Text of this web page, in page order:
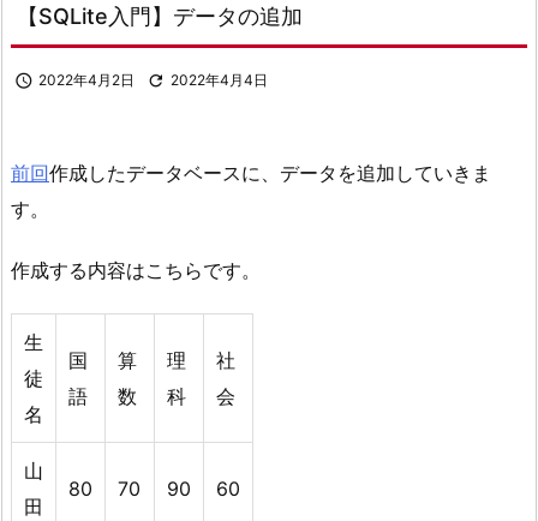
【SQLite入門】データの追加
 2022年4月2日  2022年4月4日
前回作成したデータベースに、データを追加していきま
す。
作成する内容はこちらです。
生
徒
名
国
語
算
数
理
科
社
会
山
田
80 70 90 60